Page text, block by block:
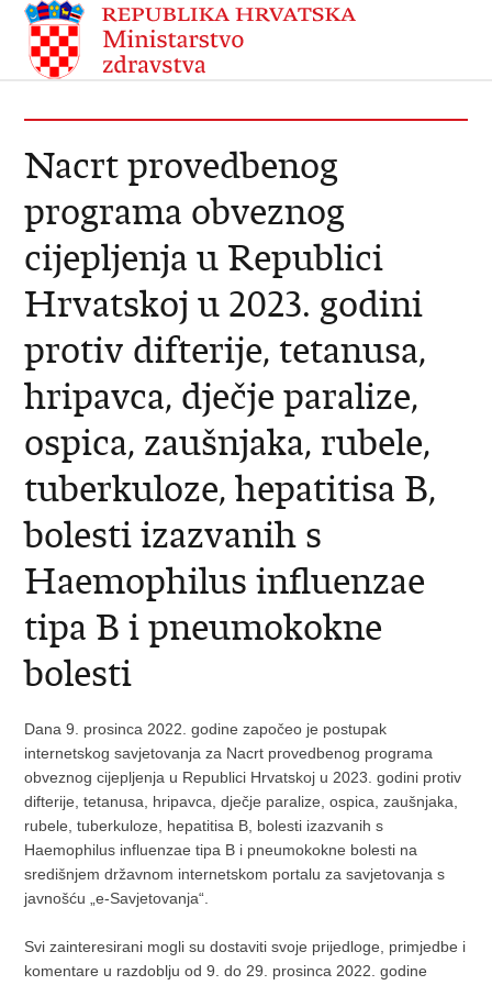
Nacrt provedbenog
programa obveznog
cijepljenja u Republici
Hrvatskoj u 2023. godini
protiv difterije, tetanusa,
hripavca, dječje paralize,
ospica, zaušnjaka, rubele,
tuberkuloze, hepatitisa B,
bolesti izazvanih s
Haemophilus influenzae
tipa B i pneumokokne
bolesti
Dana 9. prosinca 2022. godine započeo je postupak
internetskog savjetovanja za Nacrt provedbenog programa
obveznog cijepljenja u Republici Hrvatskoj u 2023. godini protiv
difterije, tetanusa, hripavca, dječje paralize, ospica, zaušnjaka,
rubele, tuberkuloze, hepatitisa B, bolesti izazvanih s
Haemophilus influenzae tipa B i pneumokokne bolesti na
središnjem državnom internetskom portalu za savjetovanja s
javnošću „e-Savjetovanja“.
Svi zainteresirani mogli su dostaviti svoje prijedloge, primjedbe i
komentare u razdoblju od 9. do 29. prosinca 2022. godine